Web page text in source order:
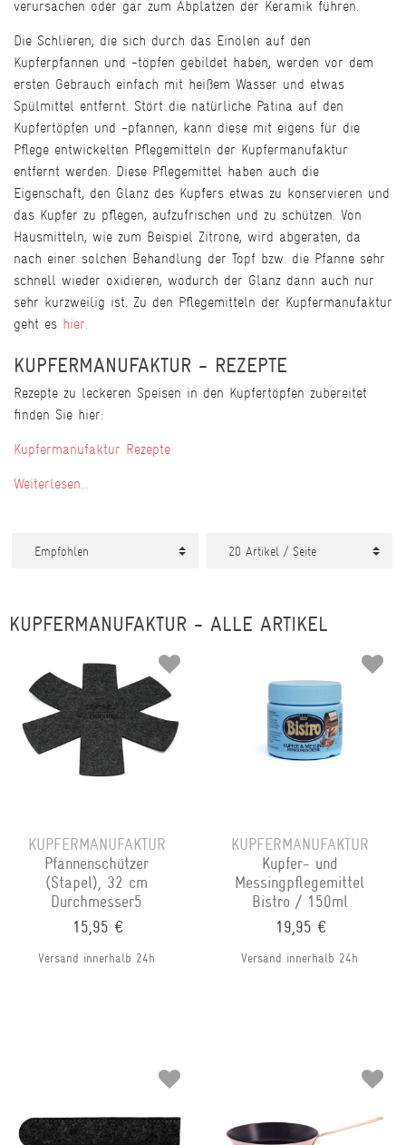
verursachen oder gar zum Abplatzen der Keramik führen.
Die Schlieren, die sich durch das Einölen auf den
Kupferpfannen und -töpfen gebildet haben, werden vor dem
ersten Gebrauch einfach mit heißem Wasser und etwas
Spülmittel entfernt. Stört die natürliche Patina auf den
Kupfertöpfen und -pfannen, kann diese mit eigens für die
Pflege entwickelten Pflegemitteln der Kupfermanufaktur
entfernt werden. Diese Pflegemittel haben auch die
Eigenschaft, den Glanz des Kupfers etwas zu konservieren und
das Kupfer zu pflegen, aufzufrischen und zu schützen. Von
Hausmitteln, wie zum Beispiel Zitrone, wird abgeraten, da
nach einer solchen Behandlung der Topf bzw. die Pfanne sehr
schnell wieder oxidieren, wodurch der Glanz dann auch nur
sehr kurzweilig ist. Zu den Pflegemitteln der Kupfermanufaktur
geht es hier.
KUPFERMANUFAKTUR - REZEPTE
Rezepte zu leckeren Speisen in den Kupfertöpfen zubereitet
finden Sie hier:
Kupfermanufaktur Rezepte
Weiterlesen...
KUPFERMANUFAKTUR - ALLE ARTIKEL
KUPFERMANUFAKTUR
Pfannenschützer
(Stapel), 32 cm
Durchmesser5
15,95 €
Versand innerhalb 24h
KUPFERMANUFAKTUR
Kupfer- und
Messingpflegemittel
Bistro / 150ml
19,95 €
Versand innerhalb 24h